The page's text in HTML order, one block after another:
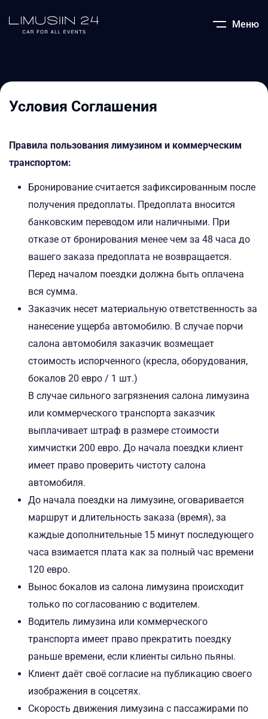
Меню
Условия Соглашения
Правила пользования лимузином и коммерческим
транспортом:
Бронирование считается зафиксированным после
получения предоплаты. Предоплата вносится
банковским переводом или наличными. При
отказе от бронирования менее чем за 48 часа до
вашего заказа предоплата не возвращается.
Перед началом поездки должна быть оплачена
вся сумма.
Заказчик несет материальную ответственность за
нанесение ущерба автомобилю. В случае порчи
салона автомобиля заказчик возмещает
стоимость испорченного (кресла, оборудования,
бокалов 20 евро / 1 шт.)
В случае сильного загрязнения салона лимузина
или коммерческого транспорта заказчик
выплачивает штраф в размере стоимости
химчистки 200 евро. До начала поездки клиент
имеет право проверить чистоту салона
автомобиля.
До начала поездки на лимузине, оговаривается
маршрут и длительность заказа (время), за
каждые дополнительные 15 минут последующего
часа взимается плата как за полный час времени
120 евро.
Вынос бокалов из салона лимузина происходит
только по согласованию с водителем.
Водитель лимузина или коммерческого
транспорта имеет право прекратить поездку
раньше времени, если клиенты сильно пьяны.
Клиент даёт своё согласие на публикацию своего
изображения в соцсетях.
Скорость движения лимузина с пассажирами по